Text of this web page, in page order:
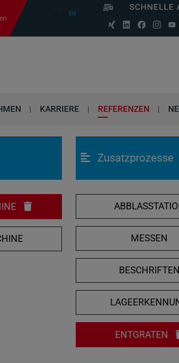
EN
SCHNELLE
KARRIERE REFERENZEN
Zusatzprozesse
MESSEN
BESCHRIFTEN
ENTGRATEN